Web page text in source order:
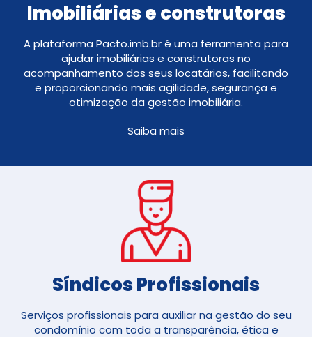
Imobiliárias e construtoras
A plataforma Pacto.imb.br é uma ferramenta para
ajudar imobiliárias e construtoras no
acompanhamento dos seus locatários, facilitando
e proporcionando mais agilidade, segurança e
otimização da gestão imobiliária.
Saiba mais
Síndicos Profissionais
Serviços profissionais para auxiliar na gestão do seu
condomínio com toda a transparência, ética e